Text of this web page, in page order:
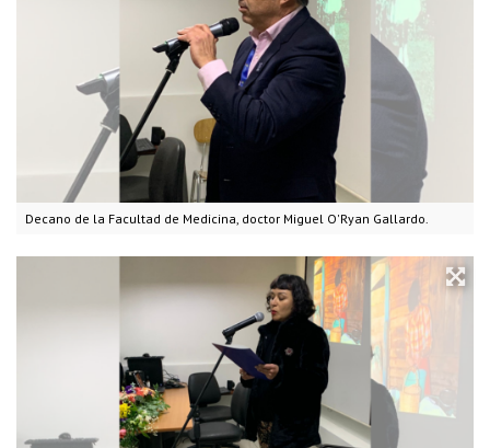
Decano de la Facultad de Medicina, doctor Miguel O'Ryan Gallardo.